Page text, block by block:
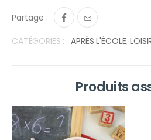
Partage :
CATÉGORIES : APRÈS L'ÉCOLE,
Produits